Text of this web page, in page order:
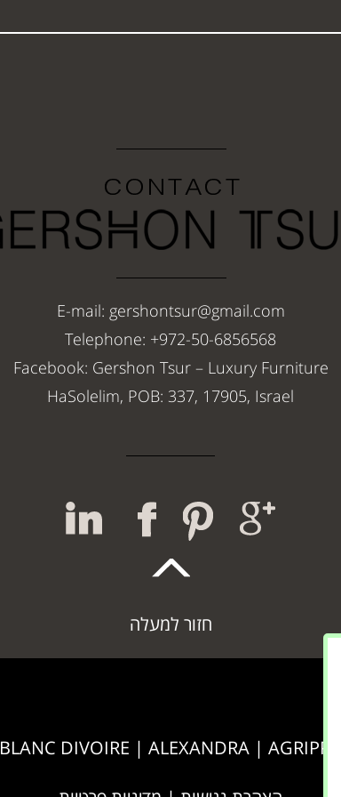
E-mail: gershontsur@gmail.com
Telephone: +972-50-6856568
Facebook: Gershon Tsur – Luxury Furniture
HaSolelim, POB: 337, 17905, Israel
חזור למעלה
BLANC DIVOIRE | ALEXANDRA | AGRIPPA